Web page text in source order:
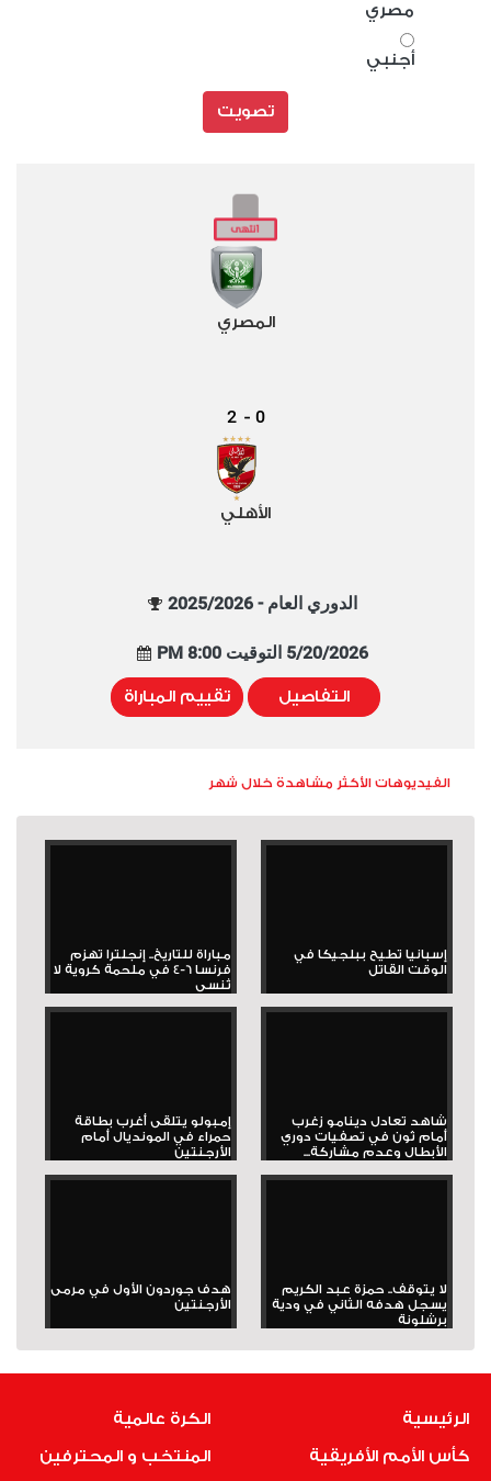
مصري
أجنبي
تصويت
المصري
0
-
2
الأهلي
الدوري العام - 2025/2026
5/20/2026 التوقيت 8:00 PM
التفاصيل تقييم المباراة
الفيديوهات الأكثر مشاهدة خلال شهر
إسبانيا تطيح ببلجيكا في
الوقت القاتل
مباراة للتاريخ.. إنجلترا تهزم
فرنسا 6-4 في ملحمة كروية لا
تُنسى
شاهد تعادل دينامو زغرب
أمام ثون في تصفيات دوري
الأبطال وعدم مشاركة...
إمبولو يتلقى أغرب بطاقة
حمراء في المونديال أمام
الأرجنتين
لا يتوقف.. حمزة عبد الكريم
يسجل هدفه الثاني في ودية
برشلونة
هدف جوردون الأول في مرمى
الأرجنتين
الرئيسية
كأس الأمم الأفريقية
الكرة عالمية
المنتخب و المحترفين